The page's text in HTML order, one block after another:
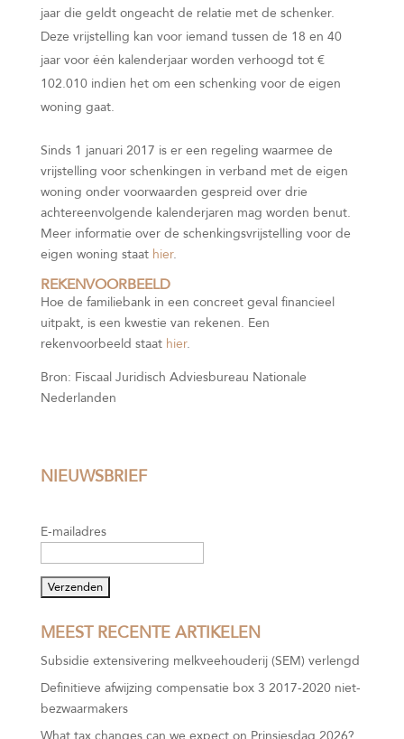
jaar die geldt ongeacht de relatie met de schenker.
Deze vrijstelling kan voor iemand tussen de 18 en 40
jaar voor één kalenderjaar worden verhoogd tot €
102.010 indien het om een schenking voor de eigen
woning gaat.
Sinds 1 januari 2017 is er een regeling waarmee de
vrijstelling voor schenkingen in verband met de eigen
woning onder voorwaarden gespreid over drie
achtereenvolgende kalenderjaren mag worden benut.
Meer informatie over de schenkingsvrijstelling voor de
eigen woning staat hier.
REKENVOORBEELD
Hoe de familiebank in een concreet geval financieel
uitpakt, is een kwestie van rekenen. Een
rekenvoorbeeld staat hier.
Bron: Fiscaal Juridisch Adviesbureau Nationale
Nederlanden
NIEUWSBRIEF
E-mailadres
MEEST RECENTE ARTIKELEN
Subsidie extensivering melkveehouderij (SEM) verlengd
Definitieve afwijzing compensatie box 3 2017-2020 niet-
bezwaarmakers